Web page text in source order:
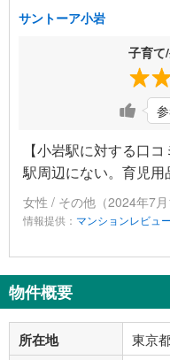
サントーア小岩
子育て
【小岩駅に対する口
駅周辺にない。育児用
女性 / その他（2024年7月
情報提供： マンションレビュー
物件概要
所在地 東京